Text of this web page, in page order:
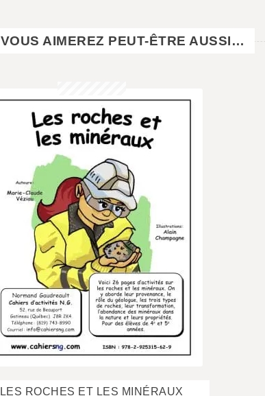
VOUS AIMEREZ PEUT-ÊTRE AUSSI…
LES ROCHES ET LES MINÉRAUX